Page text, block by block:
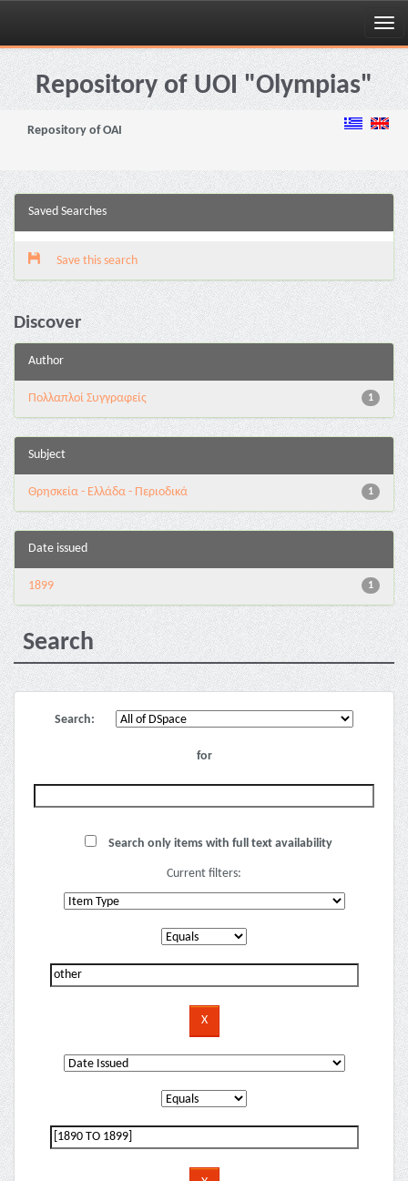
Skip
navigationRepository of UOI "Olympias"
Repository of OAI
Saved Searches
Save this search
Discover
Author
1
Πολλαπλοί Συγγραφείς
Subject
1
Θρησκεία - Ελλάδα - Περιοδικά
Date issued
1
1899
Search
Search:
for
Search only items with full text availability
Current filters: